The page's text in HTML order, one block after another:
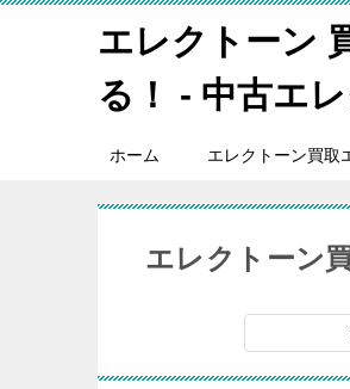
エレクトーン
る！ - 中古エ
ホーム エレクトーン買取
エレクトーン